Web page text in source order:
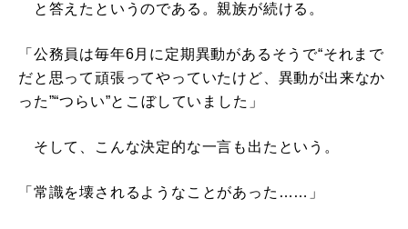
と答えたというのである。親族が続ける。
「公務員は毎年6月に定期異動があるそうで“それまで
だと思って頑張ってやっていたけど、異動が出来なか
った”“つらい”とこぼしていました」
そして、こんな決定的な一言も出たという。
「常識を壊されるようなことがあった……」